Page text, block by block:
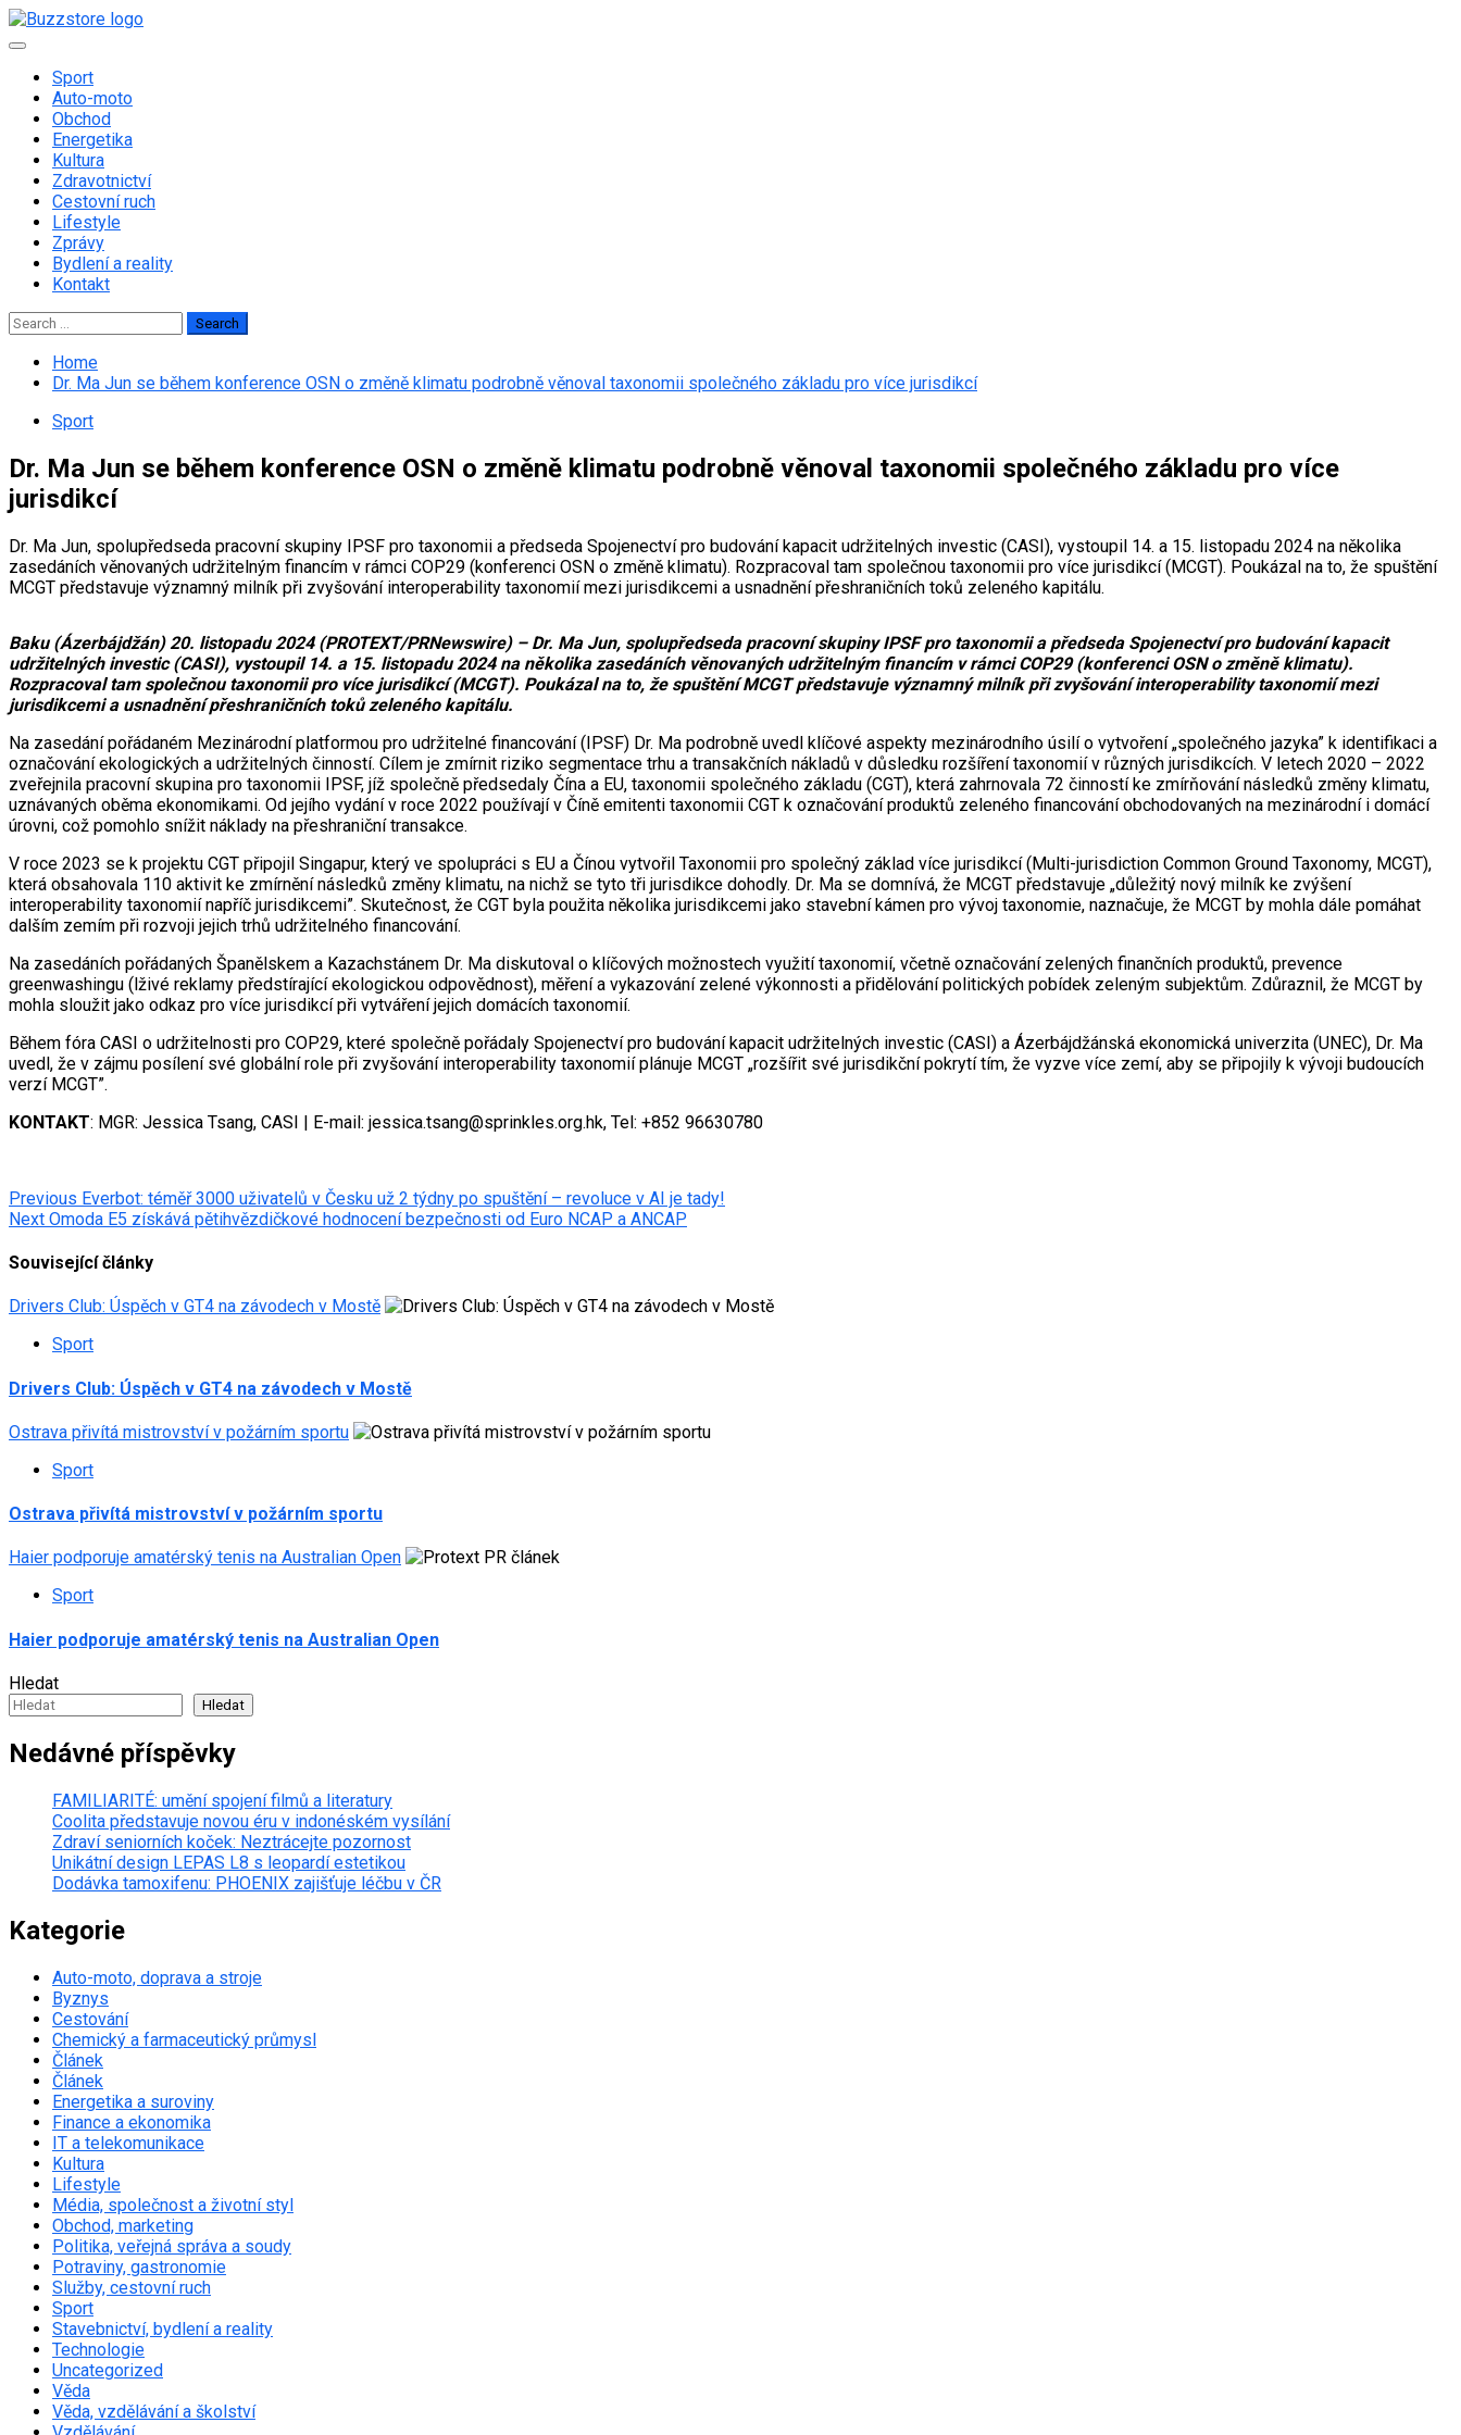
Skip
to
Primary
Sport
Auto-moto
Obchod
Energetika
Kultura
Zdravotnictví
Cestovní ruch
Lifestyle
Zprávy
Bydlení a reality
Kontakt
Search
for:
Home
Dr. Ma Jun se během konference OSN o změně klimatu podrobně věnoval taxonomii společného základu pro více jurisdikcí
Sport
Dr. Ma Jun se během konference OSN o změně klimatu podrobně věnoval taxonomii společného základu pro více
jurisdikcí
Dr. Ma Jun, spolupředseda pracovní skupiny IPSF pro taxonomii a předseda Spojenectví pro budování kapacit udržitelných investic (CASI), vystoupil 14. a 15. listopadu 2024 na několika
zasedáních věnovaných udržitelným financím v rámci COP29 (konferenci OSN o změně klimatu). Rozpracoval tam společnou taxonomii pro více jurisdikcí (MCGT). Poukázal na to, že spuštění
MCGT představuje významný milník při zvyšování interoperability taxonomií mezi jurisdikcemi a usnadnění přeshraničních toků zeleného kapitálu.
Baku (Ázerbájdžán) 20. listopadu 2024 (PROTEXT/PRNewswire) – Dr. Ma Jun, spolupředseda pracovní skupiny IPSF pro taxonomii a předseda Spojenectví pro budování kapacit
udržitelných investic (CASI), vystoupil 14. a 15. listopadu 2024 na několika zasedáních věnovaných udržitelným financím v rámci COP29 (konferenci OSN o změně klimatu).
Rozpracoval tam společnou taxonomii pro více jurisdikcí (MCGT). Poukázal na to, že spuštění MCGT představuje významný milník při zvyšování interoperability taxonomií mezi
jurisdikcemi a usnadnění přeshraničních toků zeleného kapitálu.
Na zasedání pořádaném Mezinárodní platformou pro udržitelné financování (IPSF) Dr. Ma podrobně uvedl klíčové aspekty mezinárodního úsilí o vytvoření „společného jazyka” k identifikaci a
označování ekologických a udržitelných činností. Cílem je zmírnit riziko segmentace trhu a transakčních nákladů v důsledku rozšíření taxonomií v různých jurisdikcích. V letech 2020 – 2022
zveřejnila pracovní skupina pro taxonomii IPSF, jíž společně předsedaly Čína a EU, taxonomii společného základu (CGT), která zahrnovala 72 činností ke zmírňování následků změny klimatu,
uznávaných oběma ekonomikami. Od jejího vydání v roce 2022 používají v Číně emitenti taxonomii CGT k označování produktů zeleného financování obchodovaných na mezinárodní i domácí
úrovni, což pomohlo snížit náklady na přeshraniční transakce.
V roce 2023 se k projektu CGT připojil Singapur, který ve spolupráci s EU a Čínou vytvořil Taxonomii pro společný základ více jurisdikcí (Multi-jurisdiction Common Ground Taxonomy, MCGT),
která obsahovala 110 aktivit ke zmírnění následků změny klimatu, na nichž se tyto tři jurisdikce dohodly. Dr. Ma se domnívá, že MCGT představuje „důležitý nový milník ke zvýšení
interoperability taxonomií napříč jurisdikcemi”. Skutečnost, že CGT byla použita několika jurisdikcemi jako stavební kámen pro vývoj taxonomie, naznačuje, že MCGT by mohla dále pomáhat
dalším zemím při rozvoji jejich trhů udržitelného financování.
Na zasedáních pořádaných Španělskem a Kazachstánem Dr. Ma diskutoval o klíčových možnostech využití taxonomií, včetně označování zelených finančních produktů, prevence
greenwashingu (lživé reklamy předstírající ekologickou odpovědnost), měření a vykazování zelené výkonnosti a přidělování politických pobídek zeleným subjektům. Zdůraznil, že MCGT by
mohla sloužit jako odkaz pro více jurisdikcí při vytváření jejich domácích taxonomií.
Během fóra CASI o udržitelnosti pro COP29, které společně pořádaly Spojenectví pro budování kapacit udržitelných investic (CASI) a Ázerbájdžánská ekonomická univerzita (UNEC), Dr. Ma
uvedl, že v zájmu posílení své globální role při zvyšování interoperability taxonomií plánuje MCGT „rozšířit své jurisdikční pokrytí tím, že vyzve více zemí, aby se připojily k vývoji budoucích
verzí MCGT”.
KONTAKT: MGR: Jessica Tsang, CASI | E-mail: jessica.tsang@sprinkles.org.hk, Tel: +852 96630780
Post
navigation
Previous Everbot: téměř 3000 uživatelů v Česku už 2 týdny po spuštění – revoluce v AI je tady!
Next Omoda E5 získává pětihvězdičkové hodnocení bezpečnosti od Euro NCAP a ANCAP
Související články
Drivers Club: Úspěch v GT4 na závodech v Mostě
Sport
Drivers Club: Úspěch v GT4 na závodech v Mostě
Ostrava přivítá mistrovství v požárním sportu
Sport
Ostrava přivítá mistrovství v požárním sportu
Haier podporuje amatérský tenis na Australian Open
Sport
Haier podporuje amatérský tenis na Australian Open
Hledat
Hledat
Nedávné příspěvky
FAMILIARITÉ: umění spojení filmů a literatury
Coolita představuje novou éru v indonéském vysílání
Zdraví seniorních koček: Neztrácejte pozornost
Unikátní design LEPAS L8 s leopardí estetikou
Dodávka tamoxifenu: PHOENIX zajišťuje léčbu v ČR
Kategorie
Auto-moto, doprava a stroje
Byznys
Cestování
Chemický a farmaceutický průmysl
Článek
Článek
Energetika a suroviny
Finance a ekonomika
IT a telekomunikace
Kultura
Lifestyle
Média, společnost a životní styl
Obchod, marketing
Politika, veřejná správa a soudy
Potraviny, gastronomie
Služby, cestovní ruch
Sport
Stavebnictví, bydlení a reality
Technologie
Uncategorized
Věda
Věda, vzdělávání a školství